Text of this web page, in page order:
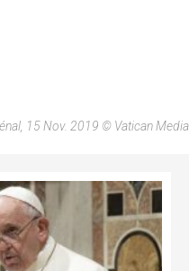
15 Nov. 2019 © Vatican Media